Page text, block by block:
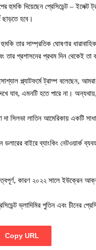
দিয়েছেন প্রেসিডেন্ট – ইলেক্ট
ছাড়তে হবে।
তার সাম্প্রতিক ঘোষণার
তার প্রশাসনের প্রথম দিন থেকেই তা
প্ল্যাটফর্মে ট্রাম্প বলেছেন,
যাব, এমনটি হতে পারে না।
সিলভা লাতিন আমেরিকায় একটি
ডলারের বাইরে ব্যাংকিং নেটওয়ার্ক
কারণ ২০২২ সালে ইউক্রেন
ভ্লাদিমির পুতিন এবং চীনের
Copy URL